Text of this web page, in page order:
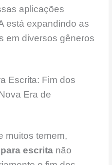
aplicações
está expandindo as
em diversos gêneros
Escrita: Fim dos
Era de
muitos temem,
escrita não